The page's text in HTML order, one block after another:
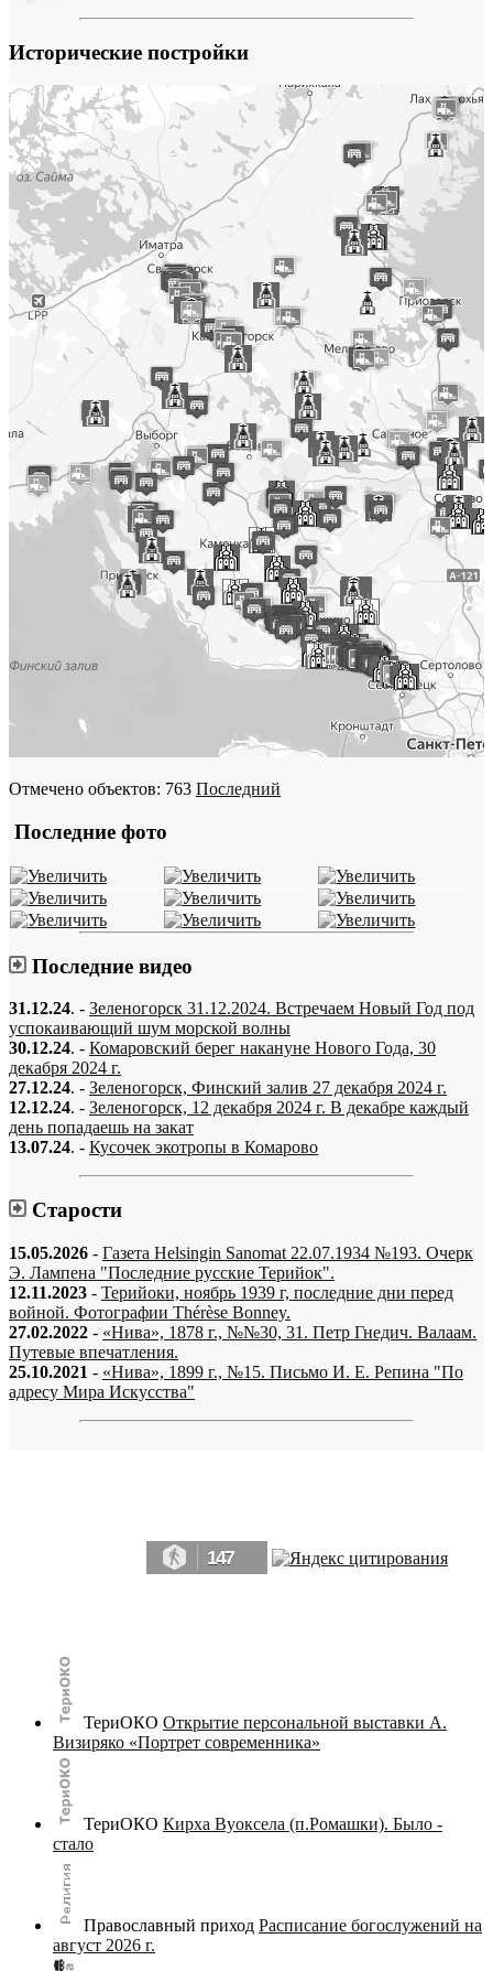
Исторические постройки
Отмечено объектов: 763 Последний
Последние фото
Последние видео
31.12.24. - Зеленогорск 31.12.2024. Встречаем Новый Год под
успокаивающий шум морской волны
30.12.24. - Комаровский берег накануне Нового Года, 30
декабря 2024 г.
27.12.24. - Зеленогорск, Финский залив 27 декабря 2024 г.
12.12.24. - Зеленогорск, 12 декабря 2024 г. В декабре каждый
день попадаешь на закат
13.07.24. - Кусочек экотропы в Комарово
Старости
15.05.2026 - Газета Helsingin Sanomat 22.07.1934 №193. Очерк
Э. Лампена "Последние русские Терийок".
12.11.2023 - Терийоки, ноябрь 1939 г, последние дни перед
войной. Фотографии Thérèse Bonney.
27.02.2022 - «Нива», 1878 г., №№30, 31. Петр Гнедич. Валаам.
Путевые впечатления.
25.10.2021 - «Нива», 1899 г., №15. Письмо И. Е. Репина "По
адресу Мира Искусства"
147
ТериОКО Открытие персональной выставки А.
Визиряко «Портрет современника»
ТериОКО Кирха Вуоксела (п.Ромашки). Было -
стало
Православный приход Расписание богослужений на
август 2026 г.